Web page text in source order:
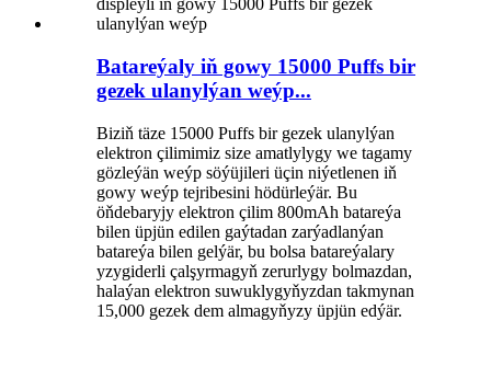
Batareýaly iň gowy 15000 Puffs bir
gezek ulanylýan weýp...
Biziň täze 15000 Puffs bir gezek ulanylýan
elektron çilimimiz size amatlylygy we tagamy
gözleýän weýp söýüjileri üçin niýetlenen iň
gowy weýp tejribesini hödürleýär. Bu
öňdebaryjy elektron çilim 800mAh batareýa
bilen üpjün edilen gaýtadan zarýadlanýan
batareýa bilen gelýär, bu bolsa batareýalary
yzygiderli çalşyrmagyň zerurlygy bolmazdan,
halaýan elektron suwuklygyňyzdan takmynan
15,000 gezek dem almagyňyzy üpjün edýär.